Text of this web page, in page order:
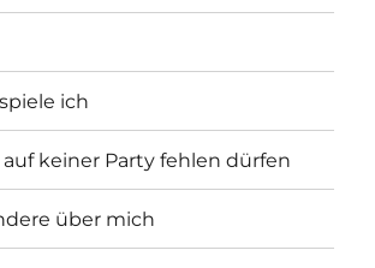
ich
auf keiner Party fehlen dürfen
über mich